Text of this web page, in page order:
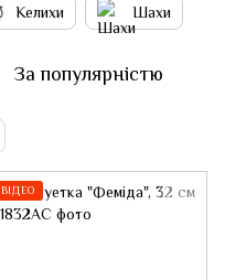
Келихи Шахи
За популярністю
ВІДЕО